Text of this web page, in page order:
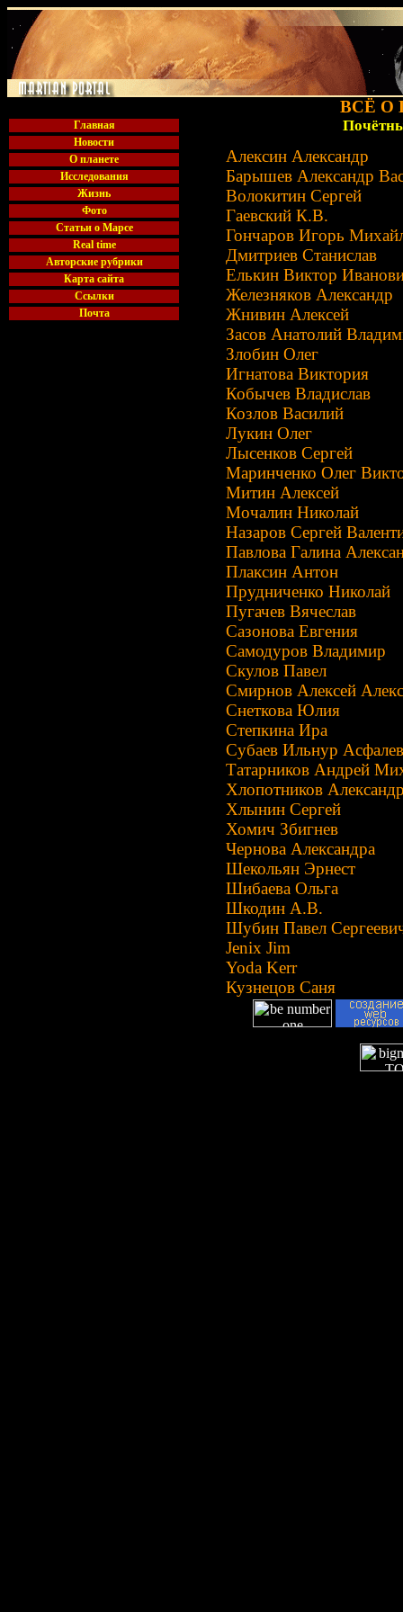
ВСЁ О
Главная
Новости
О планете
Исследования
Жизнь
Фото
Статьи о Марсе
Real time
Авторские рубрики
Карта сайта
Ссылки
Почта
Алексин Александр
Барышев Александр
Волокитин Сергей
Гаевский К.В.
Гончаров Игорь
Дмитриев Станислав
Елькин Виктор
Железняков Александр
Жнивин Алексей
Засов Анатолий
Злобин Олег
Игнатова Виктория
Кобычев Владислав
Козлов Василий
Лукин Олег
Лысенков Сергей
Маринченко Олег
Митин Алексей
Мочалин Николай
Назаров Сергей
Павлова Галина
Плаксин Антон
Прудниченко Николай
Пугачев Вячеслав
Сазонова Евгения
Самодуров Владимир
Скулов Павел
Смирнов Алексей
Снеткова Юлия
Степкина Ира
Субаев Ильнур
Татарников Андрей
Хлопотников
Хлынин Сергей
Хомич Збигнев
Чернова Александра
Шекольян Эрнест
Шибаева Ольга
Шкодин А.В.
Шубин Павел
Jenix Jim
Yoda Kerr
Кузнецов Саня